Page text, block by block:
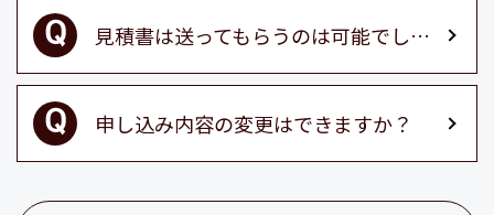
見積書は送ってもらうのは可能でしょうか？
申し込み内容の変更はできますか？